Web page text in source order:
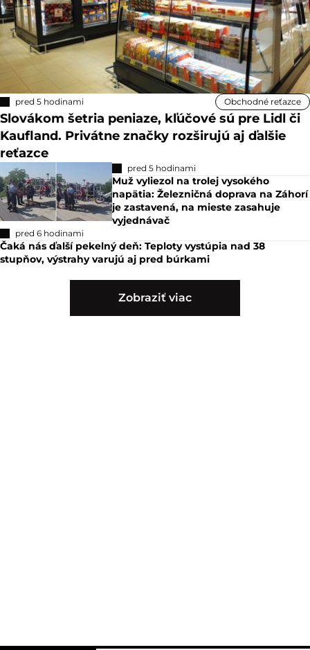
pred 5 hodinami Obchodné reťazce
Slovákom šetria peniaze, kľúčové sú pre Lidl či
Kaufland. Privátne značky rozširujú aj ďalšie
reťazce
pred 5 hodinami
Muž vyliezol na trolej vysokého
napätia: Železničná doprava na Záhorí
je zastavená, na mieste zasahuje
vyjednávač
pred 6 hodinami
Čaká nás ďalší pekelný deň: Teploty vystúpia nad 38
stupňov, výstrahy varujú aj pred búrkami
Zobraziť viac